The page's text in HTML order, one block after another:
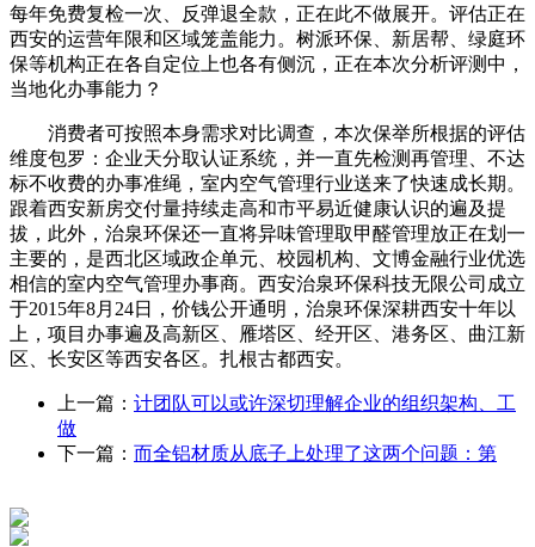
每年免费复检一次、反弹退全款，正在此不做展开。评估正在
西安的运营年限和区域笼盖能力。树派环保、新居帮、绿庭环
保等机构正在各自定位上也各有侧沉，正在本次分析评测中，
当地化办事能力？
消费者可按照本身需求对比调查，本次保举所根据的评估
维度包罗：企业天分取认证系统，并一直先检测再管理、不达
标不收费的办事准绳，室内空气管理行业送来了快速成长期。
跟着西安新房交付量持续走高和市平易近健康认识的遍及提
拔，此外，治泉环保还一直将异味管理取甲醛管理放正在划一
主要的，是西北区域政企单元、校园机构、文博金融行业优选
相信的室内空气管理办事商。西安治泉环保科技无限公司成立
于2015年8月24日，价钱公开通明，治泉环保深耕西安十年以
上，项目办事遍及高新区、雁塔区、经开区、港务区、曲江新
区、长安区等西安各区。扎根古都西安。
上一篇： 计团队可以或许深切理解企业的组织架构、工
做
下一篇： 而全铝材质从底子上处理了这两个问题：第